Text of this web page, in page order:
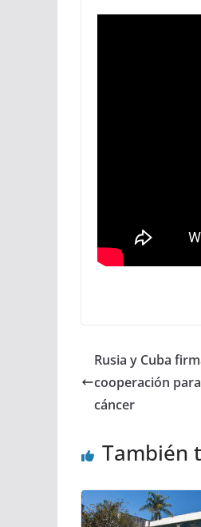
Rusia y Cuba
cooperación
cáncer
También